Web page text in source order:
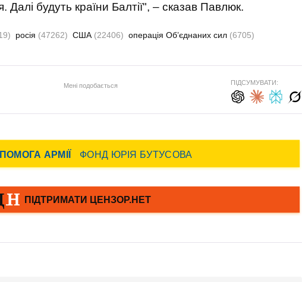
Далі будуть країни Балтії", – сказав Павлюк.
росія (47262) США (22406) операція Об’єднаних сил (6705)
Мені подобається ПІДСУМУВАТИ: